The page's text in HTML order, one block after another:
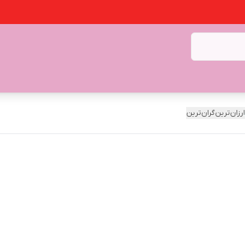
ارزان‌ترینگران‌ترین